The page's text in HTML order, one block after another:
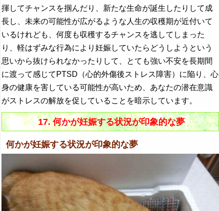
揮してチャンスを掴んだり、新たな生命が誕生したりして成
長し、未来の可能性が広がるような人生の収穫期が近付いて
いるけれども、何度も収穫するチャンスを逃してしまった
り、軽はずみな行為により妊娠していたらどうしようという
思いから抜けられなかったりして、とても強い不安を長期間
に渡って感じてPTSD（心的外傷後ストレス障害）に陥り、心
身の健康を害している可能性が高いため、あなたの潜在意識
がストレスの解放を促していることを暗示しています。
17. 何かが妊娠する状況が印象的な夢
何かが妊娠する状況が印象的な夢